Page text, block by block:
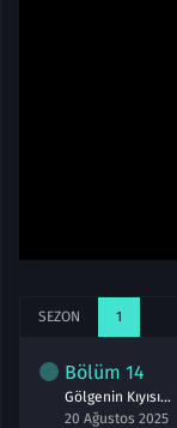
SEZON 1
Bölüm 14
Gölgenin Kıyısında 14.Bölüm izle
20 Ağustos 2025